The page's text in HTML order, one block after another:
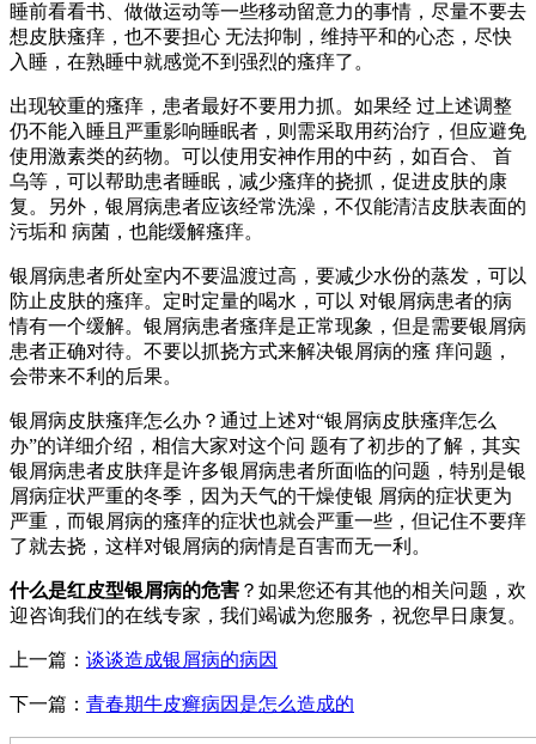
睡前看看书、做做运动等一些移动留意力的事情，尽量不要去
想皮肤瘙痒，也不要担心 无法抑制，维持平和的心态，尽快
入睡，在熟睡中就感觉不到强烈的瘙痒了。
出现较重的瘙痒，患者最好不要用力抓。如果经 过上述调整
仍不能入睡且严重影响睡眠者，则需采取用药治疗，但应避免
使用激素类的药物。可以使用安神作用的中药，如百合、 首
乌等，可以帮助患者睡眠，减少瘙痒的挠抓，促进皮肤的康
复。另外，银屑病患者应该经常洗澡，不仅能清洁皮肤表面的
污垢和 病菌，也能缓解瘙痒。
银屑病患者所处室内不要温渡过高，要减少水份的蒸发，可以
防止皮肤的瘙痒。定时定量的喝水，可以 对银屑病患者的病
情有一个缓解。银屑病患者瘙痒是正常现象，但是需要银屑病
患者正确对待。不要以抓挠方式来解决银屑病的瘙 痒问题，
会带来不利的后果。
银屑病皮肤瘙痒怎么办？通过上述对“银屑病皮肤瘙痒怎么
办”的详细介绍，相信大家对这个问 题有了初步的了解，其实
银屑病患者皮肤痒是许多银屑病患者所面临的问题，特别是银
屑病症状严重的冬季，因为天气的干燥使银 屑病的症状更为
严重，而银屑病的瘙痒的症状也就会严重一些，但记住不要痒
了就去挠，这样对银屑病的病情是百害而无一利。
什么是红皮型银屑病的危害 ？如果您还有其他的相关问题，欢
迎咨询我们的在线专家，我们竭诚为您服务，祝您早日康复。
上一篇： 谈谈造成银屑病的病因
下一篇： 青春期牛皮癣病因是怎么造成的